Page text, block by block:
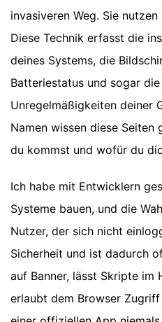
invasiveren Weg. Sie
Diese Technik erfasst die
deines Systems, die
Batteriestatus und sogar
Unregelmäßigkeiten deiner
Namen wissen diese
du kommst und wofür du
Ich habe mit Entwicklern
Systeme bauen, und die
Nutzer, der sich nicht
Sicherheit und ist dadurch
auf Banner, lässt Skripte im
erlaubt dem Browser